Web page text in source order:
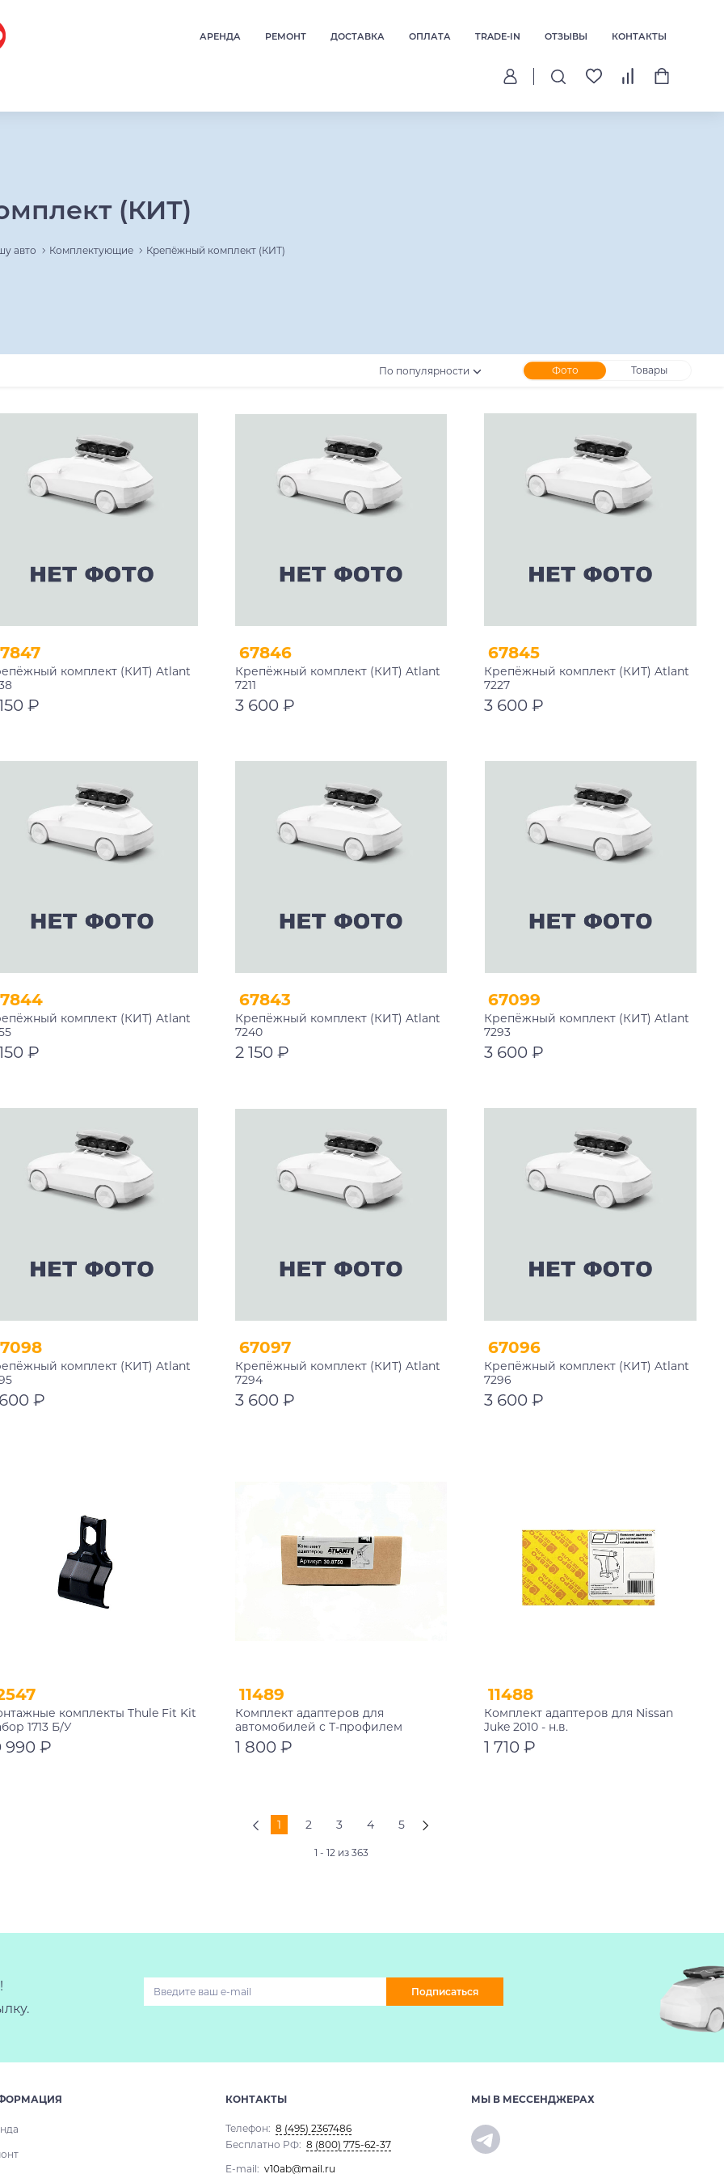
АРЕНДА РЕМОНТ ДОСТАВКА ОПЛАТА TRADE-IN ОТЗЫВЫ КОНТАКТЫ
(КИТ)
авто Комплектующие Крепёжный комплект (КИТ)
По популярности Фото Товары
комплект (КИТ) Atlant
₽
67846
Крепёжный комплект (КИТ) Atlant
7211
3 600 ₽
67845
Крепёжный комплект (КИТ) Atlant
7227
3 600 ₽
комплект (КИТ) Atlant
₽
67843
Крепёжный комплект (КИТ) Atlant
7240
2 150 ₽
67099
Крепёжный комплект (КИТ) Atlant
7293
3 600 ₽
комплект (КИТ) Atlant
₽
67097
Крепёжный комплект (КИТ) Atlant
7294
3 600 ₽
67096
Крепёжный комплект (КИТ) Atlant
7296
3 600 ₽
комплекты Thule Fit Kit
1713 Б/У
990 ₽
11489
Комплект адаптеров для
автомобилей с Т-профилем
1 800 ₽
11488
Комплект адаптеров для Nissan
Juke 2010 - н.в.
1 710 ₽
1 2 3 4 5
1 - 12 из 363
Подписаться
КОНТАКТЫ
Телефон: 8 (495) 2367486
Бесплатно РФ: 8 (800) 775-62-37
E-mail: v10ab@mail.ru
МЫ В МЕССЕНДЖЕРАХ